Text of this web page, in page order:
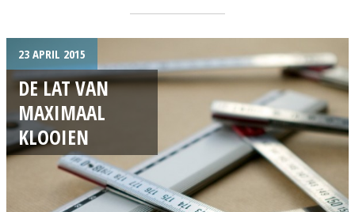
23 APRIL 2015
DE LAT VAN
MAXIMAAL
KLOOIEN